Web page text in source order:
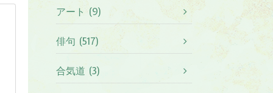
アート (9)
俳句 (517)
合気道 (3)